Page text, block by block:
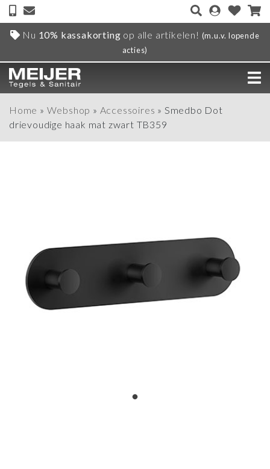
Nu 10% kassakorting op alle artikelen! (m.u.v. lopende
acties)
Home » Webshop » Accessoires » Smedbo Dot
drievoudige haak mat zwart TB359